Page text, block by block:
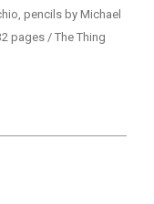
pencils by Michael
pages / The Thing